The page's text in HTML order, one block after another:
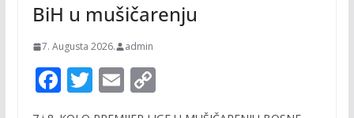
BiH u mušičarenju
7. Augusta 2026. admin
F T E C